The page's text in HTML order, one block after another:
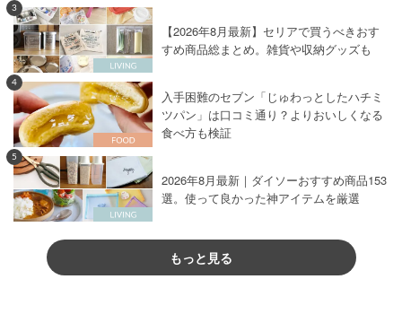
3
【2026年8月最新】セリアで買うべきおす
すめ商品総まとめ。雑貨や収納グッズも
4
入手困難のセブン「じゅわっとしたハチミ
ツパン」は口コミ通り？よりおいしくなる
食べ方も検証
5
2026年8月最新｜ダイソーおすすめ商品153
選。使って良かった神アイテムを厳選
もっと見る